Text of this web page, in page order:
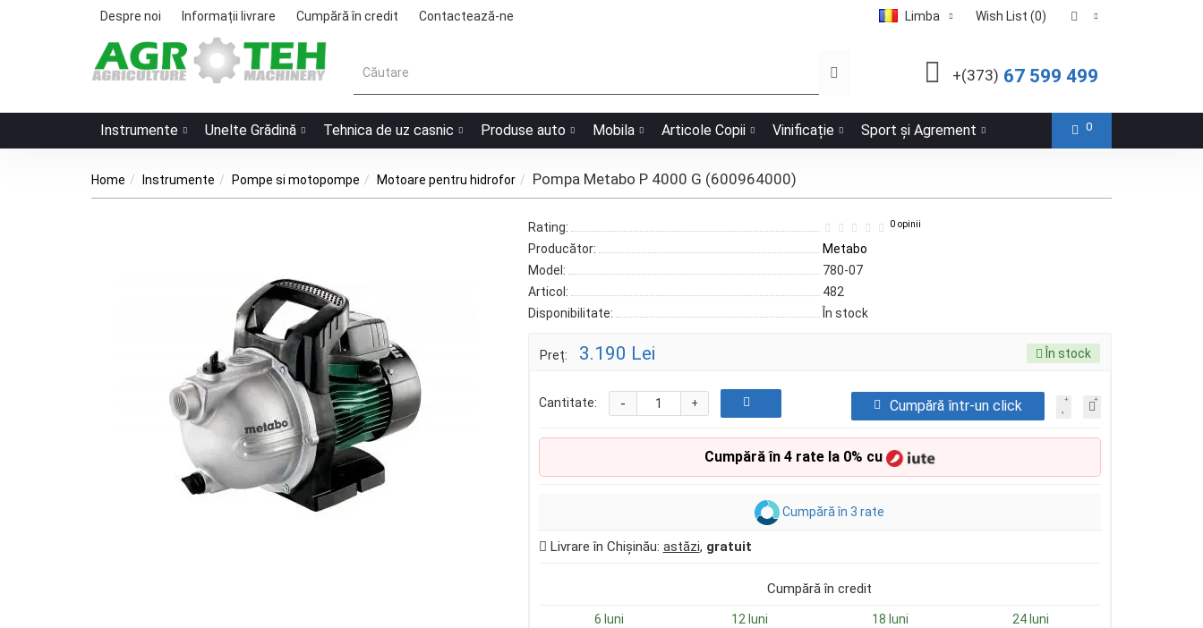
Despre noi Informații livrare Cumpără în credit Contactează-ne Limba Wish List (0)
+(373) 67 599 499
Instrumente Unelte Grădină Tehnica de uz casnic Produse auto Mobila Articole Copii Vinificație Sport și Agrement 0
Home Instrumente Pompe si motopompe Motoare pentru hidrofor Pompa Metabo P 4000 G (600964000)
Rating: 0 opinii
Producător:
Metabo
Model:
780-07
Articol:
482
Disponibilitate:
În stock
Preț: 3.190 Lei În stock
Cantitate: +
- Cumpără într-un click
Cumpără în 4 rate la 0% cu
Cumpără în 3 rate
Livrare în Chișinău: astăzi, gratuit
Cumpără în credit
6 luni 12 luni 18 luni 24 luni